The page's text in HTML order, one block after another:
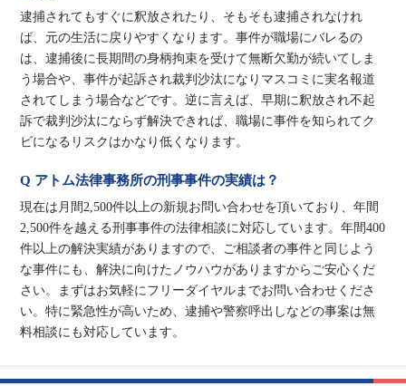
逮捕されてもすぐに釈放されたり、そもそも逮捕されなけれ
ば、元の生活に戻りやすくなります。事件が職場にバレるの
は、逮捕後に長期間の身柄拘束を受けて無断欠勤が続いてしま
う場合や、事件が起訴され裁判沙汰になりマスコミに実名報道
されてしまう場合などです。逆に言えば、早期に釈放され不起
訴で裁判沙汰にならず解決できれば、職場に事件を知られてク
ビになるリスクはかなり低くなります。
Q アトム法律事務所の刑事事件の実績は？
現在は月間2,500件以上の新規お問い合わせを頂いており、年間
2,500件を越える刑事事件の法律相談に対応しています。年間400
件以上の解決実績がありますので、ご相談者の事件と同じよう
な事件にも、解決に向けたノウハウがありますからご安心くだ
さい。まずはお気軽にフリーダイヤルまでお問い合わせくださ
い。特に緊急性が高いため、逮捕や警察呼出しなどの事案は無
料相談にも対応しています。